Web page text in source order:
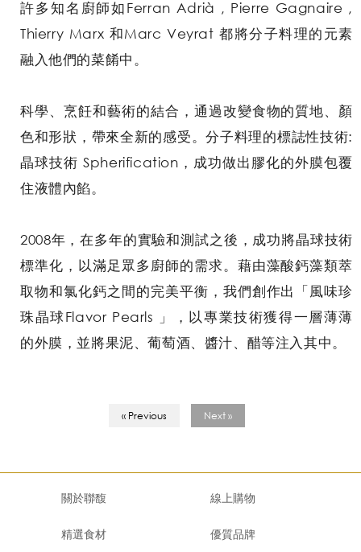
許多知名廚師如Ferran Adrià , Pierre Gagnaire ,
Thierry Marx 和Marc Veyrat 都將分子料理的元素
融入他們的菜餚中。
科學、烹飪和藝術的結合，通過改變食物的質地、顏
色和形狀，帶來全新的感受。分子料理的標誌性技術:
晶球技術 Spherification，成功做出膠化的外膜包覆
住液體內餡。
2008年，在多年的實驗和測試之後，成功將晶球技術
標準化，以滿足眾多廚師的需求。藉由藻酸鈣藻類萃
取物和氯化鈣之間的完美平衡，我們創作出「風味珍
珠晶球Flavor Pearls 」，以專業技術獲得一層薄薄
的外膜，並將果泥、葡萄酒、醬汁、醋等注入其中。
« Previous Next »
關於聯馥 線上購物
精選食材 優質品牌